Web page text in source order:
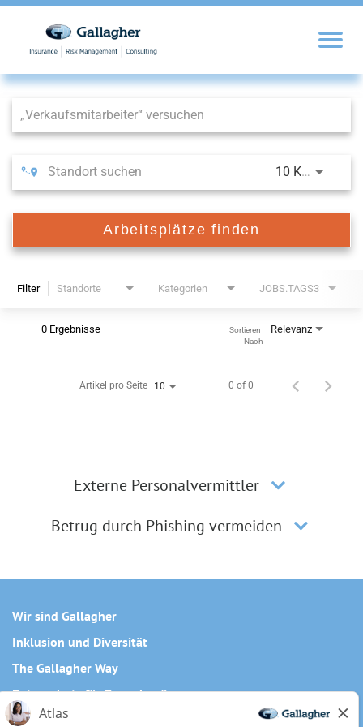
Job Search Page
10 KM
Arbeitsplätze finden
Filter Standorte Kategorien JOBS.TAGS3
0 Ergebnisse Relevanz
Sortieren
Nach
Artikel pro Seite 10 0 of 0
Externe Personalvermittler
Betrug durch Phishing vermeiden
Wir sind Gallagher
Inklusion und Diversität
The Gallagher Way
Datenschutz für Bewerber/innen
Cookie-Richtlinie